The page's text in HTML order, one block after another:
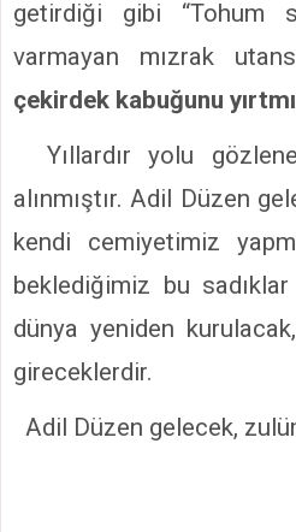
getirdiği gibi “Tohum
varmayan mızrak
çekirdek kabuğunu
Yıllardır yolu
alınmıştır. Adil Düzen
kendi cemiyetimiz
beklediğimiz bu
dünya yeniden
gireceklerdir.
Adil Düzen gelecek,